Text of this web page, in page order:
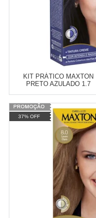
KIT PRÁTICO MAXTON
PRETO AZULADO 1.7
Varejo: R$
4.050,70
Atacado: R$ 2.550,90
Revendedor)
R$ 255,09
CREME
COMPRAR
37% OFF